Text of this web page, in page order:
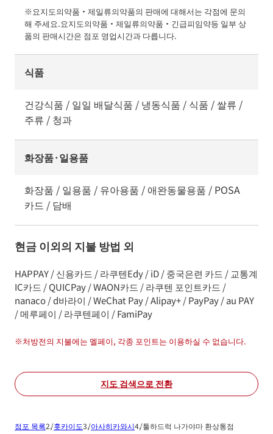
※요지도의약품・제일류의약품의 판매에 대해서는 각점에 문의
해 주세요.요지도의약품・제일류의약품・긴급피임약등 일부 상
품의 판매시간은 점포 영업시간과 다릅니다.
식품
건강식품 / 일일 배달식품 / 냉동식품 / 식품 / 쌀류 /
주류 / 청과
화장품·일용품
화장품 / 일용품 / 유아용품 / 애완동물용품 / POSA
카드 / 담배
현금 이외의 지불 방법 외
HAPPAY / 신용카드 / 라쿠텐Edy / iD / 중국은련 카드 / 교통계
IC카드 / QUICPay / WAON카드 / 라쿠텐 포인트카드 /
nanaco / d바라이 / WeChat Pay / Alipay+ / PayPay / au PAY
/ 메루페이 / 라쿠텐페이 / FamiPay
※처방전의 지불에는 멜페이, 각종 포인트는 이용하실 수 없습니다.
지도 검색으로 전환
점포 목록 홋카이도 아사히카와시 툴하드럭 나가야마 환상통점